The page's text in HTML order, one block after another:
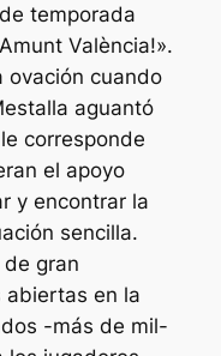
temporada
València!».
ovación cuando
aguantó
corresponde
el apoyo
y encontrar la
sencilla.
gran
abiertas en la
-más de mil-